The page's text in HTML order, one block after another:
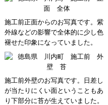
施工前正面からのお写真です。紫
外線などの影響で全体的に少し色
褪せた印象になっていました。
施工前外壁のお写真です。日差し
が当たりにくい面ということもあ
り下部分に苔が生えていました。